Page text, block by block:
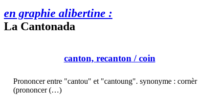
en graphie alibertine :
La Cantonada
canton, recanton/ coin
Prononcer entre "cantou" et "cantoung". synonyme : cornèr
(prononcer (…)